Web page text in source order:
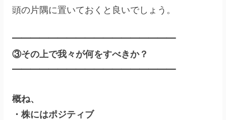
頭の片隅に置いておくと良いでしょう。
━━━━━━━━━━━━━━━━━━
③その上で我々が何をすべきか？
━━━━━━━━━━━━━━━━━━
概ね、
・株にはポジティブ